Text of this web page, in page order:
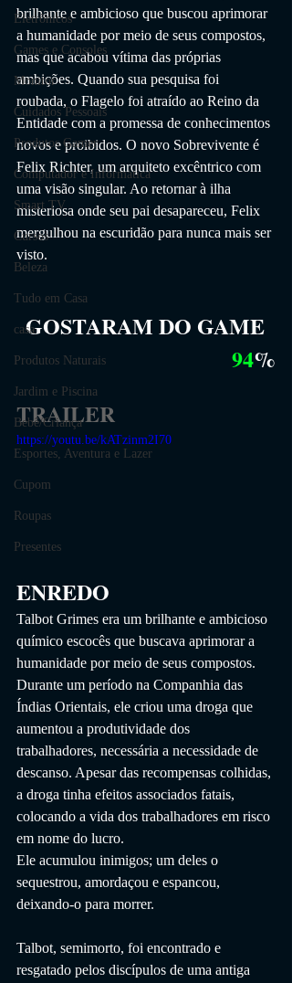
Eletrônicos
Games e Consoles
Monitor
Cuidados Pessoais
Produtos Gamer
Computador e Informática
Smart TV
Cursos
Beleza
Tudo em Casa
casa
Produtos Naturais
Jardim e Piscina
Bebê/Criança
Esportes, Aventura e Lazer
Cupom
Roupas
Presentes
brilhante e ambicioso que buscou aprimorar
a humanidade por meio de seus compostos,
mas que acabou vítima das próprias
ambições. Quando sua pesquisa foi
roubada, o Flagelo foi atraído ao Reino da
Entidade com a promessa de conhecimentos
novos e proibidos. O novo Sobrevivente é
Felix Richter, um arquiteto excêntrico com
uma visão singular. Ao retornar à ilha
misteriosa onde seu pai desapareceu, Felix
mergulhou na escuridão para nunca mais ser
visto.
GOSTARAM DO GAME
94%
TRAILER
https://youtu.be/kATzinm2I70
ENREDO
Talbot Grimes era um brilhante e ambicioso
químico escocês que buscava aprimorar a
humanidade por meio de seus compostos.
Durante um período na Companhia das
Índias Orientais, ele criou uma droga que
aumentou a produtividade dos
trabalhadores, necessária a necessidade de
descanso. Apesar das recompensas colhidas,
a droga tinha efeitos associados fatais,
colocando a vida dos trabalhadores em risco
em nome do lucro.
Ele acumulou inimigos; um deles o
sequestrou, amordaçou e espancou,
deixando-o para morrer.
Talbot, semimorto, foi encontrado e
resgatado pelos discípulos de uma antiga